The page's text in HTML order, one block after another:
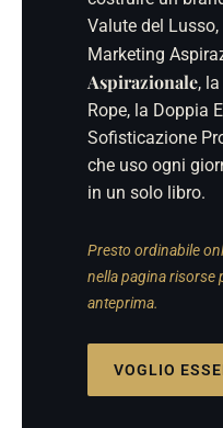
Valute del
Marketing
Aspirazionale,
Rope, la Doppia
Sofisticazione
che uso ogni
in un solo libro.
Presto ordinabile
nella pagina risorse
anteprima.
VOGLIO